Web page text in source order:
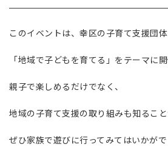
このイベントは、幸区の子育て支援団体
「地域で子どもを育てる」をテーマに
親子で楽しめるだけでなく、
地域の子育て支援の取り組みも知ること
ぜひ家族で遊びに行ってみてはいかがで